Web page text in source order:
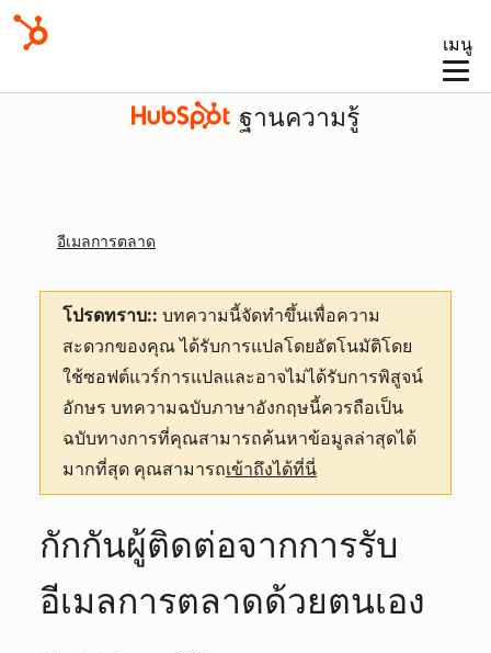
เมนู
ฐานความรู้
อีเมลการตลาด
โปรดทราบ:: บทความนี้จัดทำขึ้นเพื่อความ
สะดวกของคุณได้รับการแปลโดยอัตโนมัติโดย
ใช้ซอฟต์แวร์การแปลและอาจไม่ได้รับการพิสูจน์
อักษร บทความฉบับภาษาอังกฤษนี้ควรถือเป็น
ฉบับทางการที่คุณสามารถค้นหาข้อมูลล่าสุดได้
มากที่สุด คุณสามารถเข้าถึงได้ที่นี่
กักกันผู้ติดต่อจากการรับ
อีเมลการตลาดด้วยตนเอง